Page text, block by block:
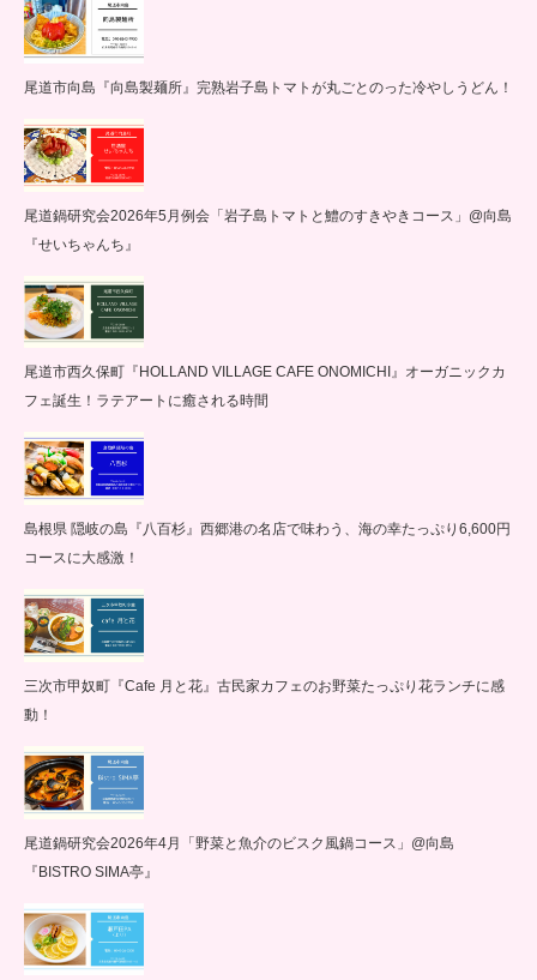
尾道市向島『向島製麺所』完熟岩子島トマトが丸ごとのった冷やしうどん！
尾道鍋研究会2026年5月例会「岩子島トマトと鱧のすきやきコース」@向島
『せいちゃんち』
尾道市西久保町『HOLLAND VILLAGE CAFE ONOMICHI』オーガニックカ
フェ誕生！ラテアートに癒される時間
島根県 隠岐の島『八百杉』西郷港の名店で味わう、海の幸たっぷり6,600円
コースに大感激！
三次市甲奴町『Cafe 月と花』古民家カフェのお野菜たっぷり花ランチに感
動！
尾道鍋研究会2026年4月「野菜と魚介のビスク風鍋コース」@向島
『BISTRO SIMA亭』